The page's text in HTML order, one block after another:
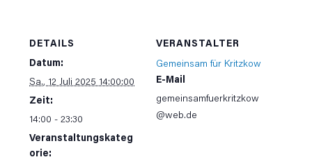
DETAILS
Datum:
Sa., 12 Juli 2025 14:00:00
Zeit:
14:00 - 23:30
Veranstaltungskateg
orie:
VERANSTALTER
Gemeinsam für Kritzkow
E-Mail
gemeinsamfuerkritzkow
@web.de